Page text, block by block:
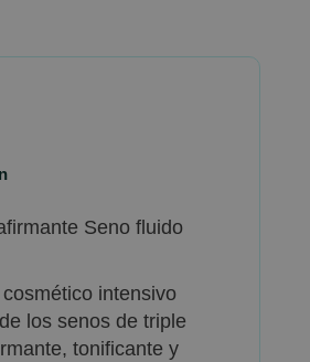
Seno fluido
intensivo
los senos de triple
tonificante y